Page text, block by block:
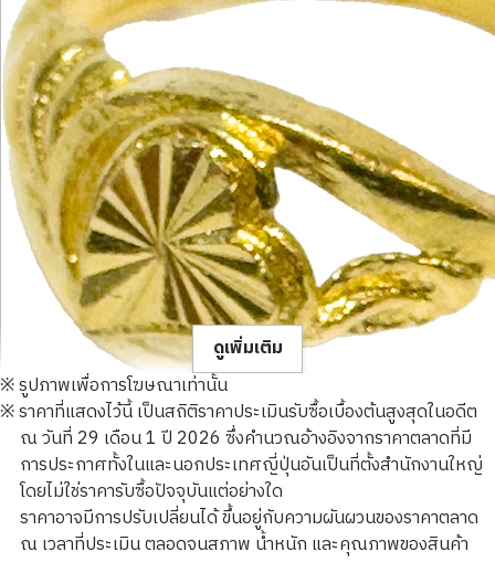
23K gold (K23) ring
3.8g
ราคารับซื้ออ้างอิง
ดูเพิ่มเติม
※ รูปภาพเพื่อการโฆษณาเท่านั้น
※ ราคาที่แสดงไว้นี้ เป็นสถิติราคาประเมินรับซื้อเบื้องต้นสูงสุดในอดีต
ณ วันที่ 29 เดือน 1 ปี 2026 ซึ่งคำนวณอ้างอิงจากราคาตลาดที่มี
การประกาศทั้งในและนอกประเทศญี่ปุ่นอันเป็นที่ตั้งสำนักงานใหญ่
โดยไม่ใช่ราคารับซื้อปัจจุบันแต่อย่างใด
ราคาอาจมีการปรับเปลี่ยนได้ ขึ้นอยู่กับความผันผวนของราคาตลาด
ณ เวลาที่ประเมิน ตลอดจนสภาพ น้ำหนัก และคุณภาพของสินค้า